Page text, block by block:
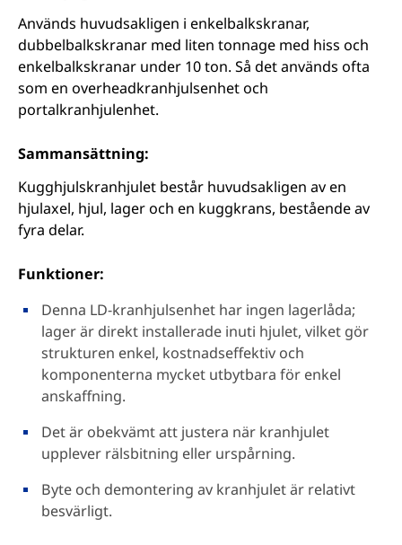
Används huvudsakligen i enkelbalkskranar,
dubbelbalkskranar med liten tonnage med hiss och
enkelbalkskranar under 10 ton. Så det används ofta
som en overheadkranhjulsenhet och
portalkranhjulenhet.
Sammansättning:
Kugghjulskranhjulet består huvudsakligen av en
hjulaxel, hjul, lager och en kuggkrans, bestående av
fyra delar.
Funktioner:
Denna LD-kranhjulsenhet har ingen lagerlåda;
lager är direkt installerade inuti hjulet, vilket gör
strukturen enkel, kostnadseffektiv och
komponenterna mycket utbytbara för enkel
anskaffning.
Det är obekvämt att justera när kranhjulet
upplever rälsbitning eller urspårning.
Byte och demontering av kranhjulet är relativt
besvärligt.